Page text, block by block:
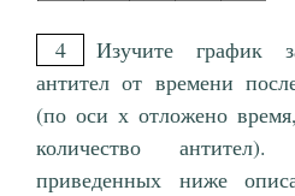
4
Изучите график
антител от времени
(по оси х отложено
количество
приведенных ниже